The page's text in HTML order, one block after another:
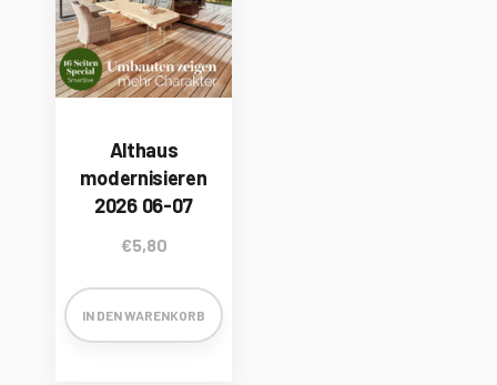
Althaus
modernisieren
2026 06-07
€5,80
IN DEN WARENKORB